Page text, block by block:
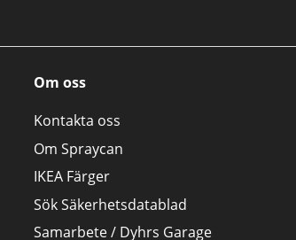
Om oss
Kontakta oss
Om Spraycan
IKEA Färger
Sök Säkerhetsdatablad
Samarbete / Dyhrs Garage